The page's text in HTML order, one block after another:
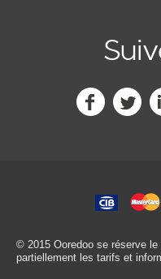
© 2015 Ooredoo se réserve le
partiellement les tarifs et